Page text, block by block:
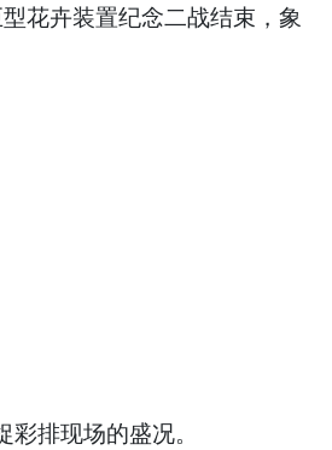
花卉装置纪念二战结束，象
排现场的盛况。